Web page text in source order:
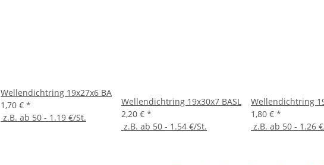
Wellendichtring 19x27x6 BA
1,70 € *
z.B. ab 50 - 1.19 €/St.
Wellendichtring 19x30x7 BASL
2,20 € *
z.B. ab 50 - 1.54 €/St.
Wellendichtring
1,80 € *
z.B. ab 50 - 1.26